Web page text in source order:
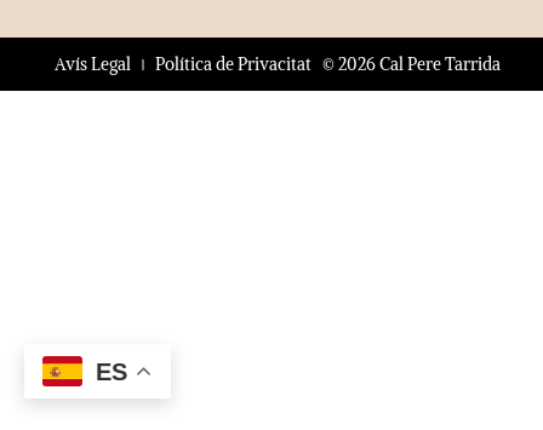
© 2026 Cal Pere Tarrida
Avís Legal Política de Privacitat
ES